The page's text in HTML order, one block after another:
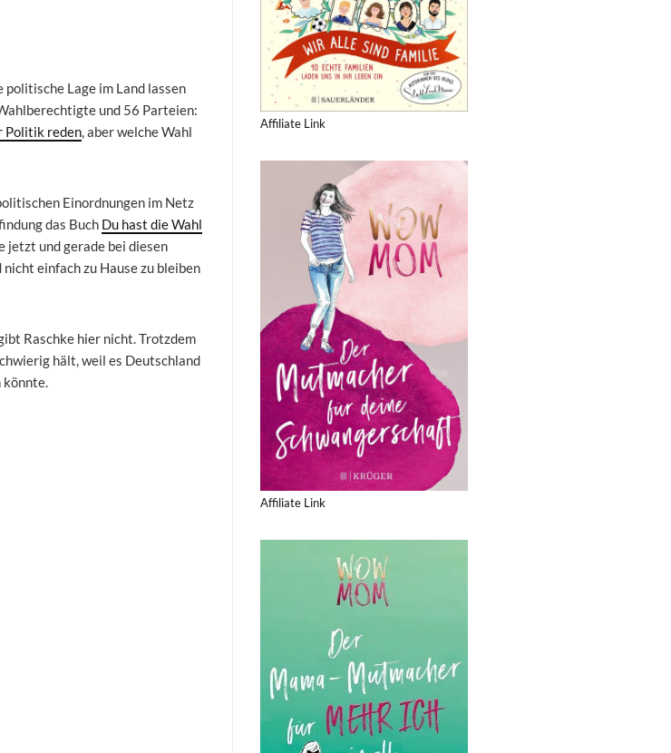
Lage im Land lassen
und 56 Parteien:
Politik reden, aber welche Wahl
Einordnungen im Netz
das Buch Du hast die Wahl
jetzt und gerade bei diesen
einfach zu Hause zu bleiben
Raschke hier nicht. Trotzdem
hält, weil es Deutschland
könnte.
Affiliate Link
Affiliate Link